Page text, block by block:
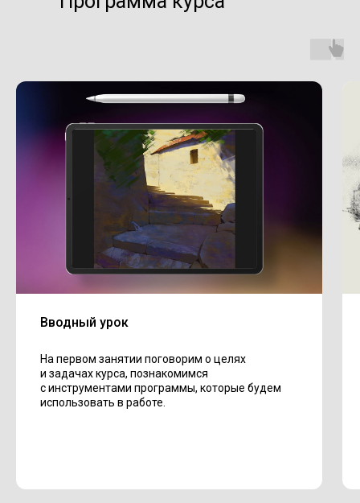
Вводный урок
На первом занятии поговорим о целях
и задачах курса, познакомимся
с инструментами программы, которые будем
использовать в работе.